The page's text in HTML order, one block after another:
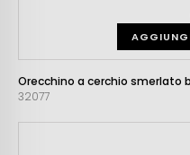
Orecchino a cerchio smerlato
32077